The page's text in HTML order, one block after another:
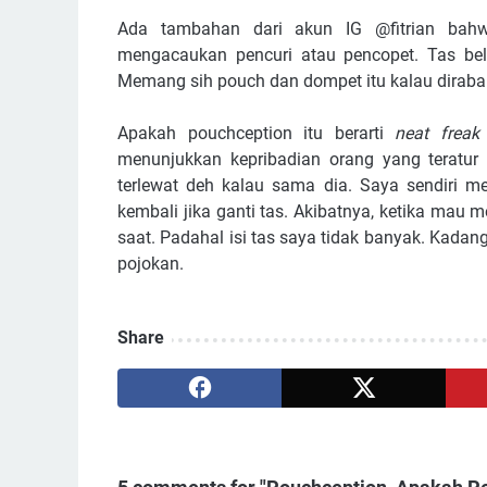
Ada tambahan dari akun IG @fitrian
mengacaukan pencuri atau pencopet. Tas
Memang sih pouch dan dompet itu kalau
Apakah pouchception itu berarti neat freak
menunjukkan kepribadian orang yang
terlewat deh kalau sama dia. Saya sendiri
kembali jika ganti tas. Akibatnya, ketika mau
saat. Padahal isi tas saya tidak banyak.
pojokan.
Share